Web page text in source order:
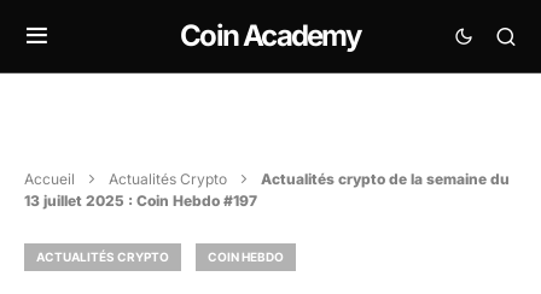
Coin Academy
Accueil Actualités Crypto
Actualités crypto de la semaine du
13 juillet 2025 : Coin Hebdo #197
ACTUALITÉS CRYPTO COIN HEBDO